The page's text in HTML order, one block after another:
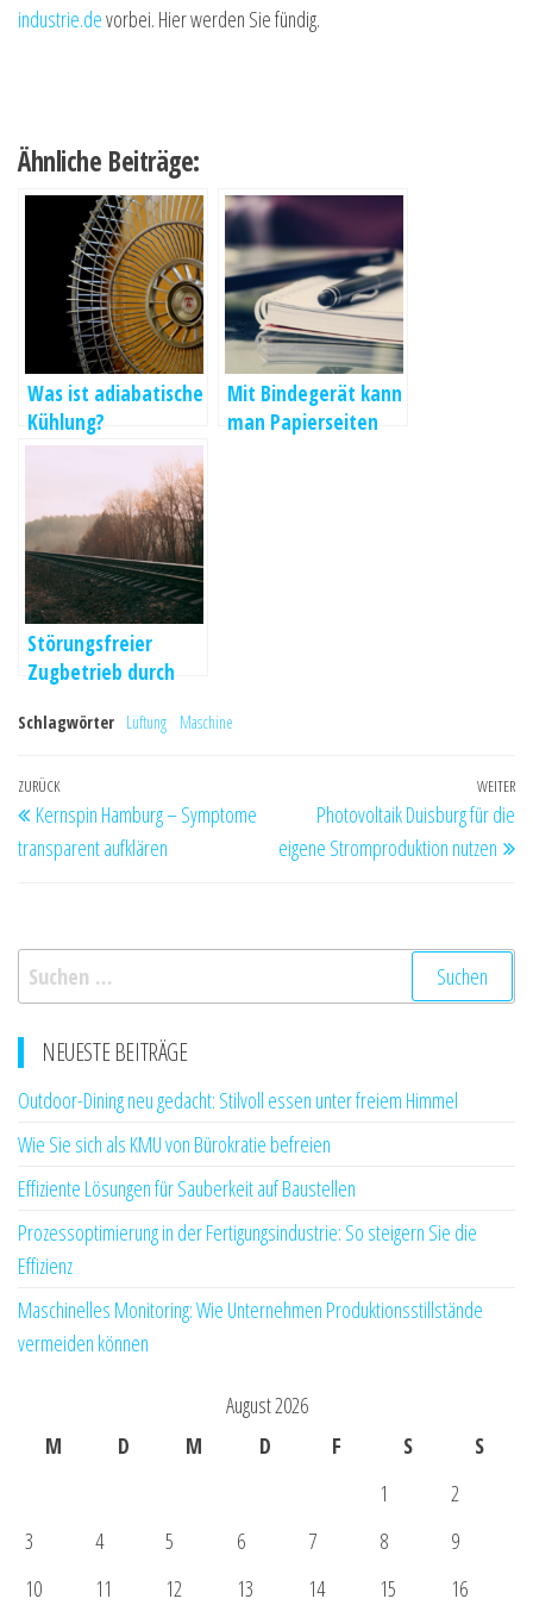
industrie.devorbei. Hier werden Sie fündig.
Ähnliche Beiträge:
Was ist adiabatische
Kühlung?
Mit Bindegerät kann
man Papierseiten
Störungsfreier
Zugbetrieb durch
Antrieb
Schlagwörter Lüftung Maschine
Beitragsnavigation
Vorheriger
Beitrag
ZURÜCK
Kernspin Hamburg – Symptome
transparent aufklären
WEITER
Photovoltaik Duisburg für die
eigene Stromproduktion nutzen
Suchen
nach:
NEUESTE BEITRÄGE
Outdoor-Dining neu gedacht: Stilvoll essen unter freiem Himmel
Wie Sie sich als KMU von Bürokratie befreien
Effiziente Lösungen für Sauberkeit auf Baustellen
Prozessoptimierung in der Fertigungsindustrie: So steigern Sie die
Effizienz
Maschinelles Monitoring: Wie Unternehmen Produktionsstillstände
vermeiden können
August 2026
M
D M D F S
S
1
2
3
4 5 6 7 8
9
10
11 12 13 14 15
16